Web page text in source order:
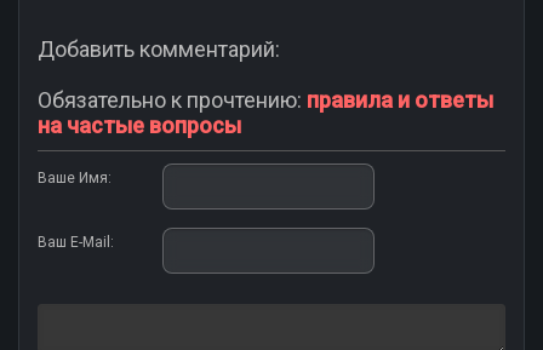
Добавить комментарий:
Обязательно к прочтению: правила и ответы
на частые вопросы
Ваше Имя:
Ваш E-Mail: